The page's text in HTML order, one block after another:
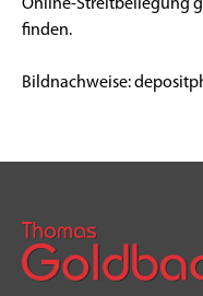
Online-Streitbeilegung
finden.
Bildnachweise: